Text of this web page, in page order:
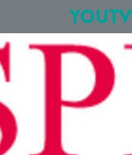
YOUTV